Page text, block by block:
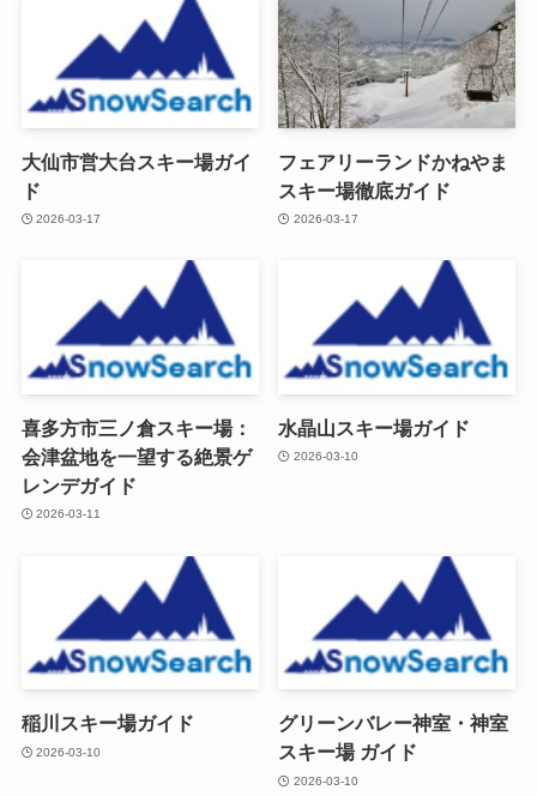
大仙市営大台スキー場ガイ
ド
2026-03-17
フェアリーランドかねやま
スキー場徹底ガイド
2026-03-17
喜多方市三ノ倉スキー場：
会津盆地を一望する絶景ゲ
レンデガイド
2026-03-11
水晶山スキー場ガイド
2026-03-10
稲川スキー場ガイド
2026-03-10
グリーンバレー神室・神室
スキー場 ガイド
2026-03-10